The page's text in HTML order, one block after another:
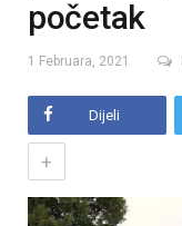
početak
1 Februara, 2021
Dijeli
+